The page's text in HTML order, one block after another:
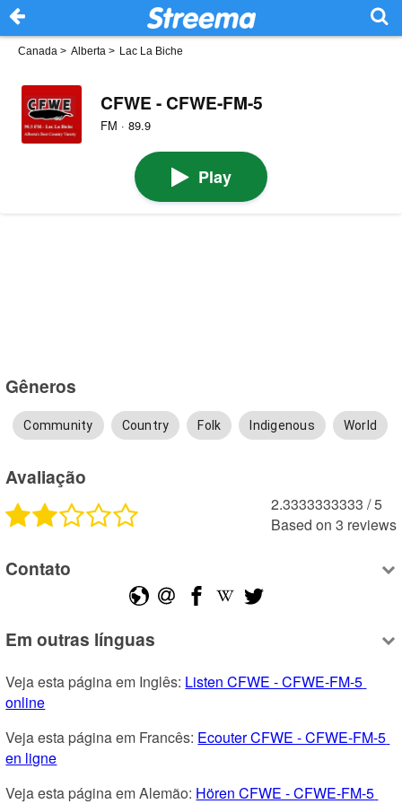
Canada > Alberta > Lac La Biche
CFWE - CFWE-FM-5
FM · 89.9
Play
Gêneros
Community Country Folk Indigenous World
Avaliação
2.3333333333 /5
Based on 3 reviews
Contato
Em outras línguas
Veja esta página em Inglês: Listen CFWE - CFWE-FM-5
online
Veja esta página em Francês: Ecouter CFWE - CFWE-FM-5
en ligne
Veja esta página em Alemão: Hören CFWE - CFWE-FM-5